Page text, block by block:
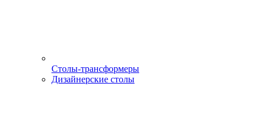
Столы-трансформеры
Дизайнерские столы